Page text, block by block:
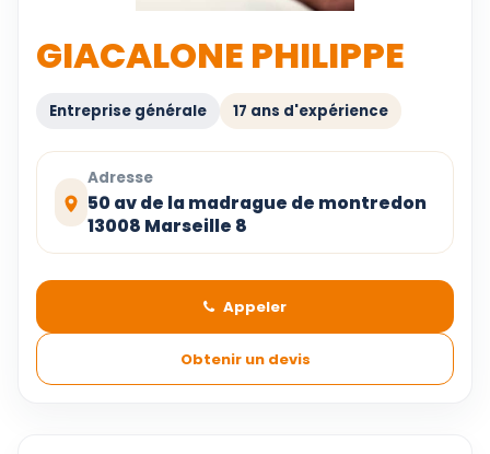
GIACALONE PHILIPPE
Entreprise générale 17 ans d'expérience
Adresse
50 av de la madrague de montredon
13008 Marseille 8
Appeler
Obtenir un devis